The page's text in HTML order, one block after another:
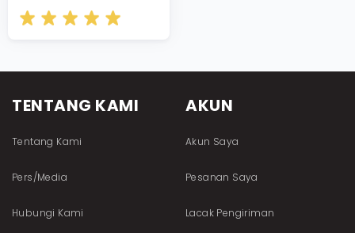
TENTANG KAMI
Tentang Kami
Pers/Media
Hubungi Kami
AKUN
Akun Saya
Pesanan Saya
Lacak Pengiriman